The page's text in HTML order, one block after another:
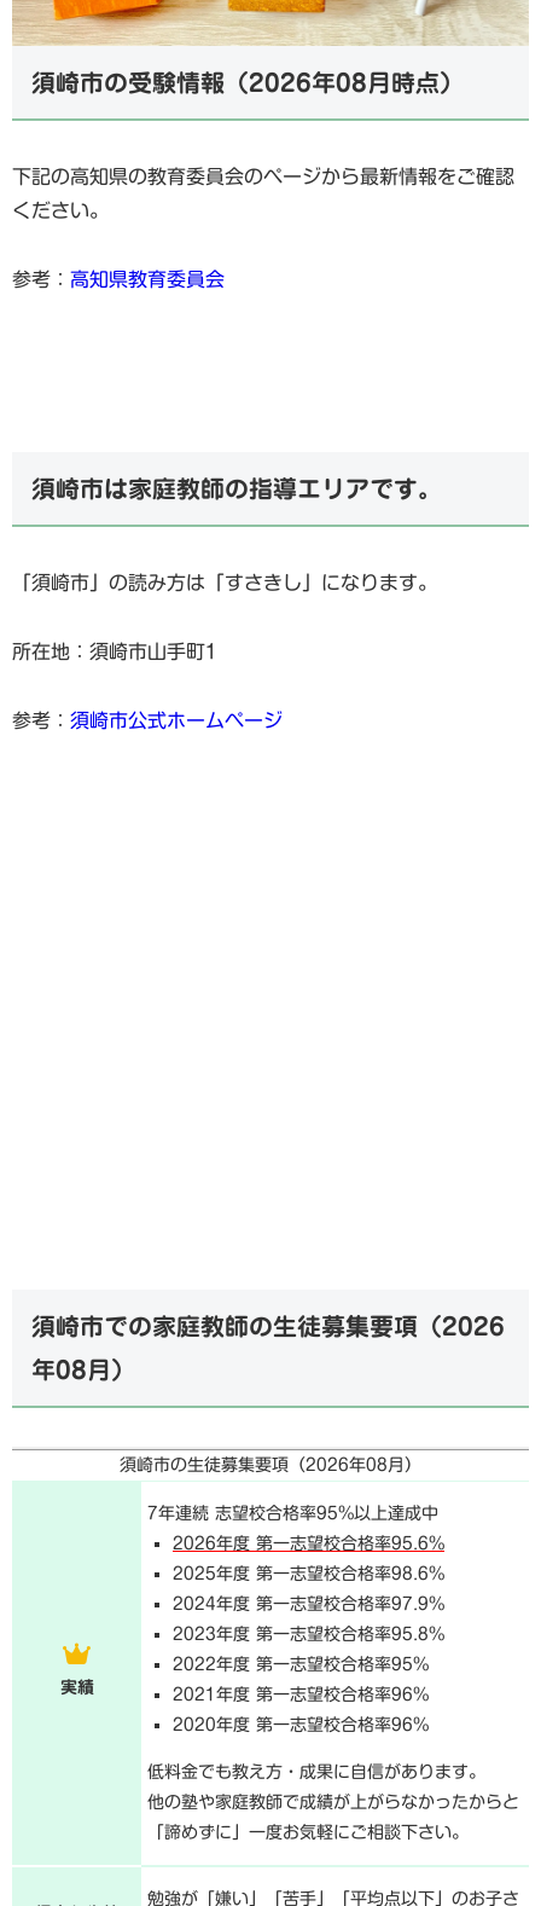
須崎市の受験情報（2026年08月時点）
下記の高知県の教育委員会のページから最新情報をご確認
ください。
参考： 高知県教育委員会
須崎市は家庭教師の指導エリアです。
「須崎市」の読み方は「すさきし」になります。
所在地：須崎市山手町1
参考： 須崎市公式ホームページ
須崎市での家庭教師の生徒募集要項（2026
年08月）
須崎市の生徒募集要項（2026年08月 ）
実績
7年連続 志望校合格率95%以上達成中
2026年度 第一志望校合格率95.6%
2025年度 第一志望校合格率98.6%
2024年度 第一志望校合格率97.9%
2023年度 第一志望校合格率95.8%
2022年度 第一志望校合格率95%
2021年度 第一志望校合格率96%
2020年度 第一志望校合格率96%
低料金でも教え方・成果に自信があります。
他の塾や家庭教師で成績が上がらなかったからと
「諦めずに」一度お気軽にご相談下さい。
勉強が「嫌い」「苦手」「平均点以下」のお子さ